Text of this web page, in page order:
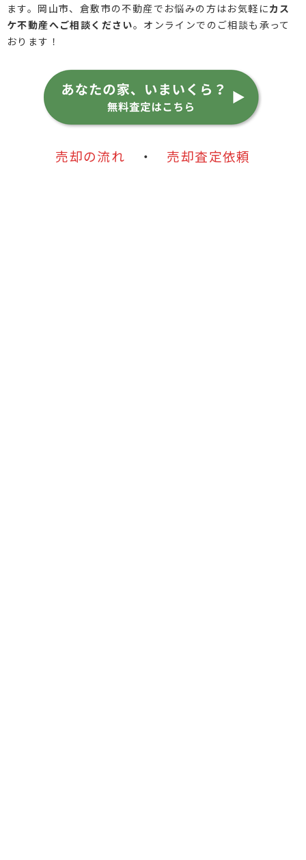
ます。岡山市、倉敷市の不動産でお悩みの方はお気軽にカス
ケ不動産へご相談ください。オンラインでのご相談も承って
おります！
売却の流れ ・ 売却査定依頼